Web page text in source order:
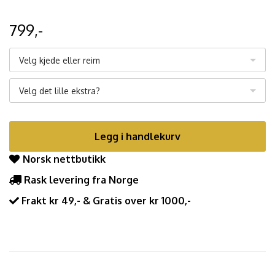
799,-
Velg kjede eller reim
Velg det lille ekstra?
Legg i handlekurv
Norsk nettbutikk
Rask levering fra Norge
Frakt kr 49,- & Gratis over kr 1000,-